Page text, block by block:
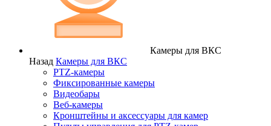
Камеры для ВКС
Назад Камеры для ВКС
PTZ-камеры
Фиксированные камеры
Видеобары
Веб-камеры
Кронштейны и аксессуары для камер